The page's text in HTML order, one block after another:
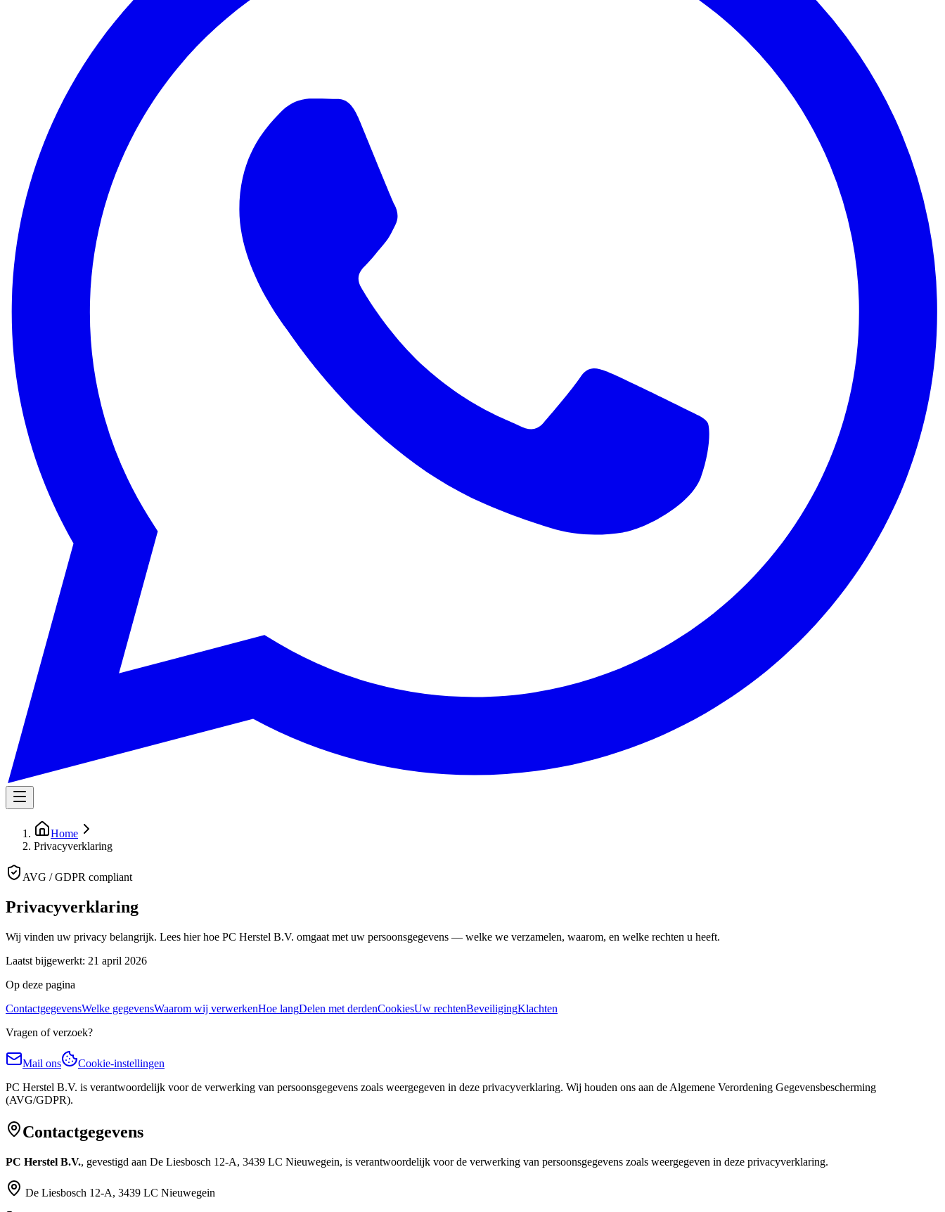
Home
Privacyverklaring
AVG / GDPR compliant
Privacyverklaring
Wij vinden uw privacy belangrijk. Lees hier hoe PC Herstel B.V. omgaat met uw persoonsgegevens — welke we verzamelen, waarom, en welke rechten u heeft.
Laatst bijgewerkt: 21 april 2026
Op deze pagina
ContactgegevensWelke gegevensWaarom wij verwerkenHoe langDelen met derdenCookiesUw rechtenBeveiligingKlachten
Vragen of verzoek?
Mail ons
Cookie-instellingen
PC Herstel B.V. is verantwoordelijk voor de verwerking van persoonsgegevens zoals weergegeven in deze privacyverklaring. Wij houden ons aan de Algemene Verordening Gegevensbescherming
(AVG/GDPR).
Contactgegevens
PC Herstel B.V., gevestigd aan De Liesbosch 12-A, 3439 LC Nieuwegein, is verantwoordelijk voor de verwerking van persoonsgegevens zoals weergegeven in deze privacyverklaring.
De Liesbosch 12-A, 3439 LC Nieuwegein